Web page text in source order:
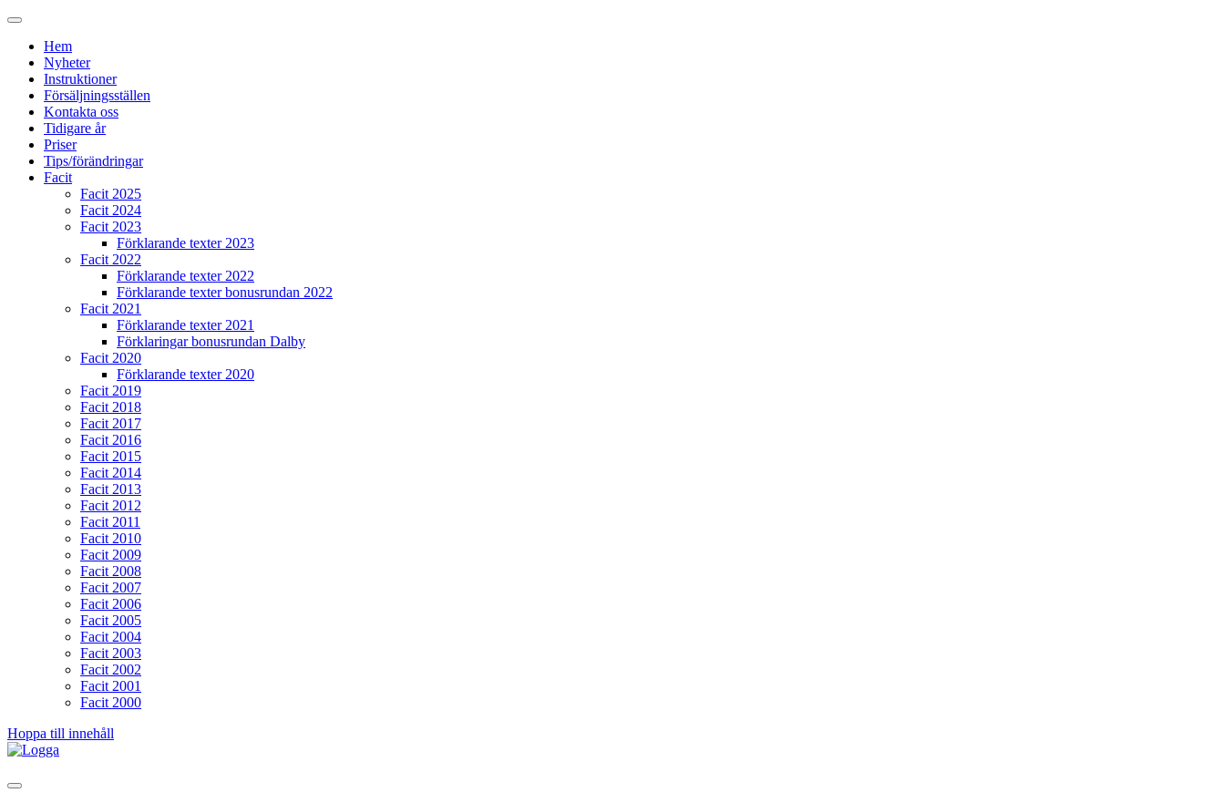
Hem
Nyheter
Instruktioner
Försäljningsställen
Kontakta oss
Tidigare år
Priser
Tips/förändringar
Facit
Facit 2025
Facit 2024
Facit 2023
Förklarande texter 2023
Facit 2022
Förklarande texter 2022
Förklarande texter bonusrundan 2022
Facit 2021
Förklarande texter 2021
Förklaringar bonusrundan Dalby
Facit 2020
Förklarande texter 2020
Facit 2019
Facit 2018
Facit 2017
Facit 2016
Facit 2015
Facit 2014
Facit 2013
Facit 2012
Facit 2011
Facit 2010
Facit 2009
Facit 2008
Facit 2007
Facit 2006
Facit 2005
Facit 2004
Facit 2003
Facit 2002
Facit 2001
Facit 2000
Hoppa till innehåll
Lundarundan
Upptäck Lund genom fotoorientering